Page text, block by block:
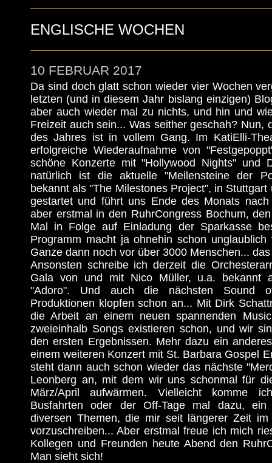
ENGLISCHE WOCHEN
10 FEBRUAR 2017
Da sind doch glatt schon wieder vier Wochen
letzten (und in diesem Jahr bislang einzigen)
aber auch wieder mal zu nichts, und hin und
Freizeit auch sein... Was seither geschah? Nun,
des Jahres ist in vollem Gang. Im KatiElli-
erfolgreiche Wiederaufnahme von
schöne Konzerte mit "Hollywood Nights" und
natürlich ist die aktuelle "Meilensteine der
bekannt als "The Milestones Project", in
gestartet und führt uns Ende des Monats
aber erstmal in den RuhrCongress Bochum,
Mal in Folge auf Einladung der Sparkasse
Programm macht ja ohnehin schon
Ganze dann noch vor über 3000 Menschen...
Ansonsten schreibe ich derzeit die
Gala von und mit Nico Müller, u.a. bekannt
"Adoro". Und auch die nächsten Sound
Produktionen klopfen schon an... Mit Dirk
die Arbeit an einem neuen spannenden
zweieinhalb Songs existieren schon, und wir
den ersten Ergebnissen. Mehr dazu ein
einem weiteren Konzert mit St. Barbara Gospel
steht dann auch schon wieder das nächste
Leonberg an, mit dem wir uns schonmal für
März/April aufwärmen. Vielleicht komme
Busfahrten oder der Off-Tage mal dazu,
diversen Themen, die mir seit längerer Zeit im
vorzuschreiben... Aber erstmal freue ich mich
Kollegen und Freunden heute Abend den
Man sieht sich!